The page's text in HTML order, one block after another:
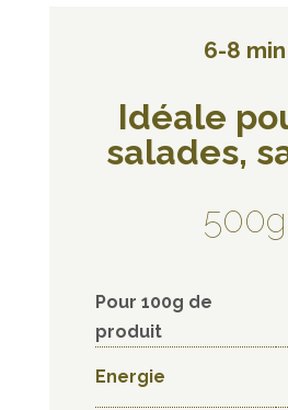
6-8 min
Idéale
salades,
500g
Pour 100g de
produit
Energie